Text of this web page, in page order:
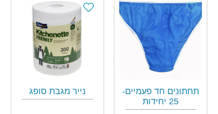
תחתונים חד פעמיים-
25 יחידות
נייר מגבת סופג